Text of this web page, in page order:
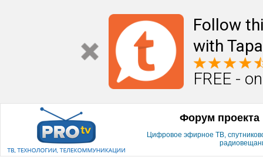
Follow
with
FREE -
Форум проекта
Цифровое эфирное ТВ,